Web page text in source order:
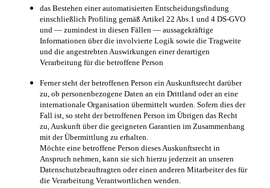
das Bestehen einer automatisierten Entscheidungsfindung
einschließlich Profiling gemäß Artikel 22 Abs.1 und 4 DS-GVO
und — zumindest in diesen Fällen — aussagekräftige
Informationen über die involvierte Logik sowie die Tragweite
und die angestrebten Auswirkungen einer derartigen
Verarbeitung für die betroffene Person
Ferner steht der betroffenen Person ein Auskunftsrecht darüber
zu, ob personenbezogene Daten an ein Drittland oder an eine
internationale Organisation übermittelt wurden. Sofern dies der
Fall ist, so steht der betroffenen Person im Übrigen das Recht
zu, Auskunft über die geeigneten Garantien im Zusammenhang
mit der Übermittlung zu erhalten.
Möchte eine betroffene Person dieses Auskunftsrecht in
Anspruch nehmen, kann sie sich hierzu jederzeit an unseren
Datenschutzbeauftragten oder einen anderen Mitarbeiter des für
die Verarbeitung Verantwortlichen wenden.